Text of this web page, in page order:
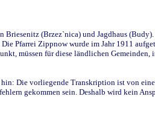
(Brzez`nica) und Jagdhaus
Pfarrei Zippnow wurde im Jahr 1911
müssen für diese ländlichen Gemeinden,
Die vorliegende Transkription ist von
gekommen sein. Deshalb wird kein